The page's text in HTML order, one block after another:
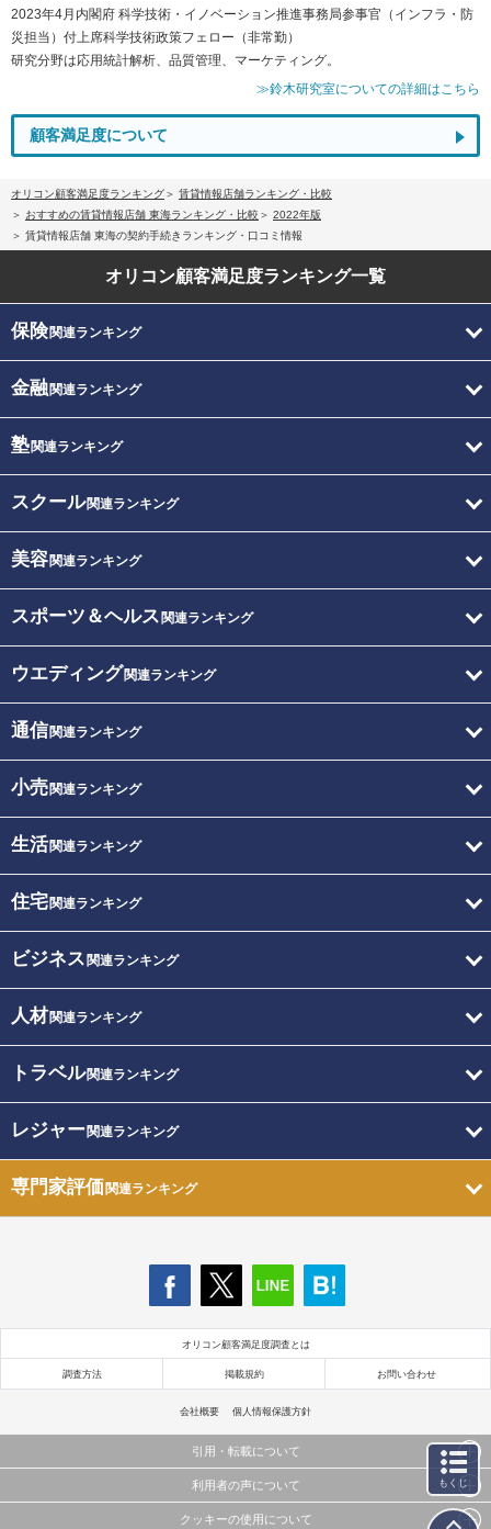
2023年4月内閣府 科学技術・イノベーション推進事務局参事官（インフラ・防
災担当）付上席科学技術政策フェロー（非常勤）
研究分野は応用統計解析、品質管理、マーケティング。
≫鈴木研究室についての詳細はこちら
顧客満足度について
オリコン顧客満足度ランキング
賃貸情報店舗ランキング・比較
おすすめの賃貸情報店舗 東海ランキング・比較
2022年版
賃貸情報店舗 東海の契約手続きランキング・口コミ情報
オリコン顧客満足度ランキング一覧
保険関連ランキング
金融関連ランキング
塾関連ランキング
スクール関連ランキング
美容関連ランキング
スポーツ＆ヘルス 関連ランキング
ウエディング関連ランキング
通信関連ランキング
小売関連ランキング
生活関連ランキング
住宅関連ランキング
ビジネス 関連ランキング
人材関連ランキング
トラベル関連ランキング
レジャー関連ランキング
専門家評価関連ランキング
オリコン顧客満足度調査とは
調査方法 掲載規約 お問い合わせ
会社概要 個人情報保護方針
引用・転載について
当サイトで公開されている情報（文字、写真、イラスト、画像データ等）及びこれらの配置・
利用者の声について
当サイトに掲載している内容はすべてサービスの利用者が提出された見解・感想です。
クッキーの使用について
もくじ